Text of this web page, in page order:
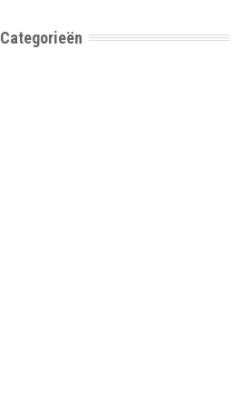
Categorieën